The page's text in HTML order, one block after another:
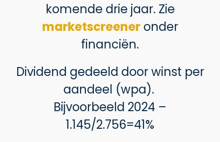
komende drie jaar. Zie
marketscreeneronder
financiën.
Dividend gedeeld door winst per
aandeel (wpa).
Bijvoorbeeld 2024 –
1.145/2.756=41%